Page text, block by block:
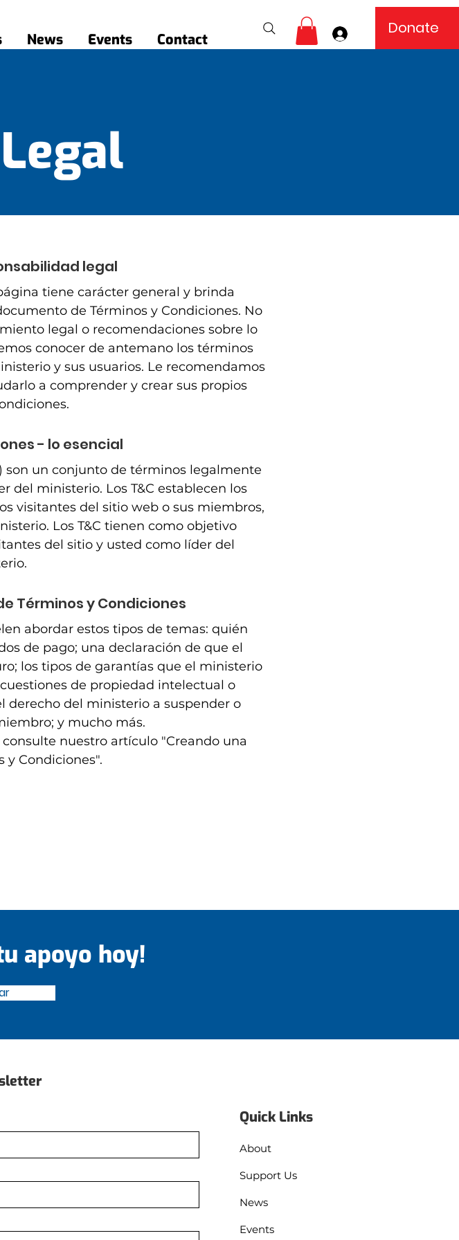
News Events Contact
Donate
legal
tiene carácter general y brinda
de Términos y Condiciones. No
legal o recomendaciones sobre lo
conocer de antemano los términos
y sus usuarios. Le recomendamos
a comprender y crear sus propios
- lo esencial
son un conjunto de términos legalmente
del ministerio. Los T&C establecen los
visitantes del sitio web o sus miembros,
Los T&C tienen como objetivo
del sitio y usted como líder del
Términos y Condiciones
abordar estos tipos de temas: quién
de pago; una declaración de que el
los tipos de garantías que el ministerio
de propiedad intelectual o
derecho del ministerio a suspender o
y mucho más.
nuestro artículo "Creando una
y Condiciones".
apoyo hoy!
Quick Links
About
Support Us
News
Events